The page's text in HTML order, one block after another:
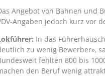
Angebot von Bahnen und
Angaben jedoch kurz vor
In das
zu wenig Bewerber»,
fehlten 800 bis
den Beruf wenig